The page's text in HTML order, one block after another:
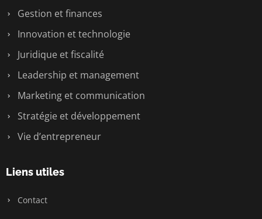
Gestion et finances
Innovation et technologie
Juridique et fiscalité
Leadership et management
Marketing et communication
Stratégie et développement
Vie d’entrepreneur
Liens utiles
Contact